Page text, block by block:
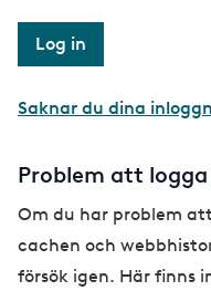
Saknar du dina
Problem att logga
Om du har problem
cachen och
försök igen. Här finns